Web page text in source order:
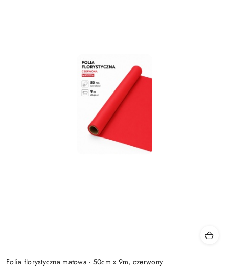
Folia florystyczna matowa - 50cm x 9m, czerwony